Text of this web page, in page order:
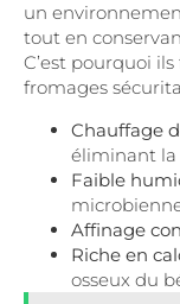
un
tout en
C’est pourquoi
fromages
Chauffage
éliminant la
Faible
Affinage
Riche en
osseux du